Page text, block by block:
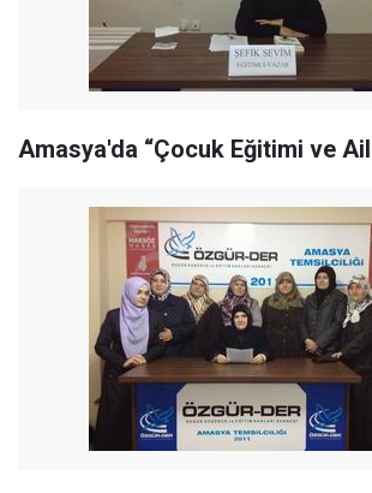
Amasya'da “Çocuk Eğitimi ve